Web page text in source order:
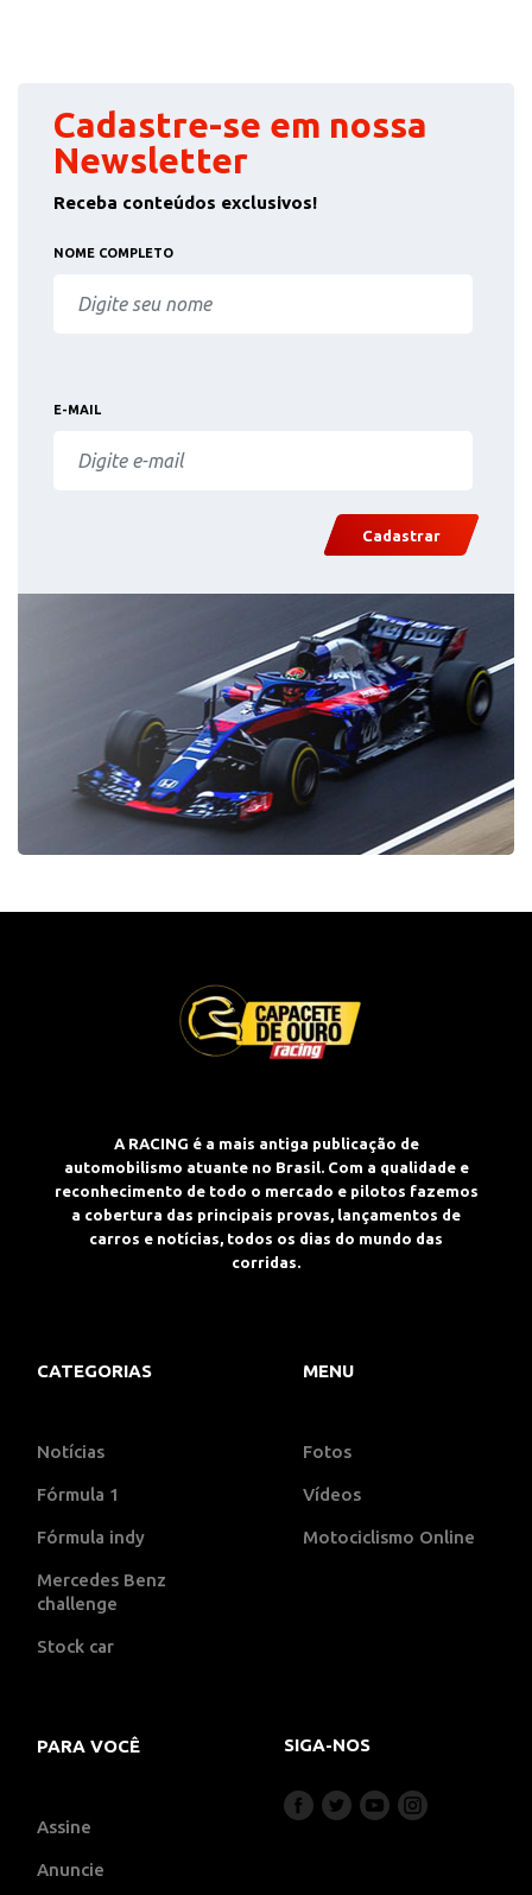
Cadastre-se em nossa
Newsletter
Receba conteúdos exclusivos!
NOME COMPLETO
E-MAIL
Cadastrar
A RACING é a mais antiga publicação de
automobilismo atuante no Brasil. Com a qualidade e
reconhecimento de todo o mercado e pilotos fazemos
a cobertura das principais provas, lançamentos de
carros e notícias, todos os dias do mundo das
corridas.
CATEGORIAS
Notícias
Fórmula 1
Fórmula indy
Mercedes Benz
challenge
Stock car
MENU
Fotos
Vídeos
Motociclismo Online
PARA VOCÊ
Assine
Anuncie
SIGA-NOS